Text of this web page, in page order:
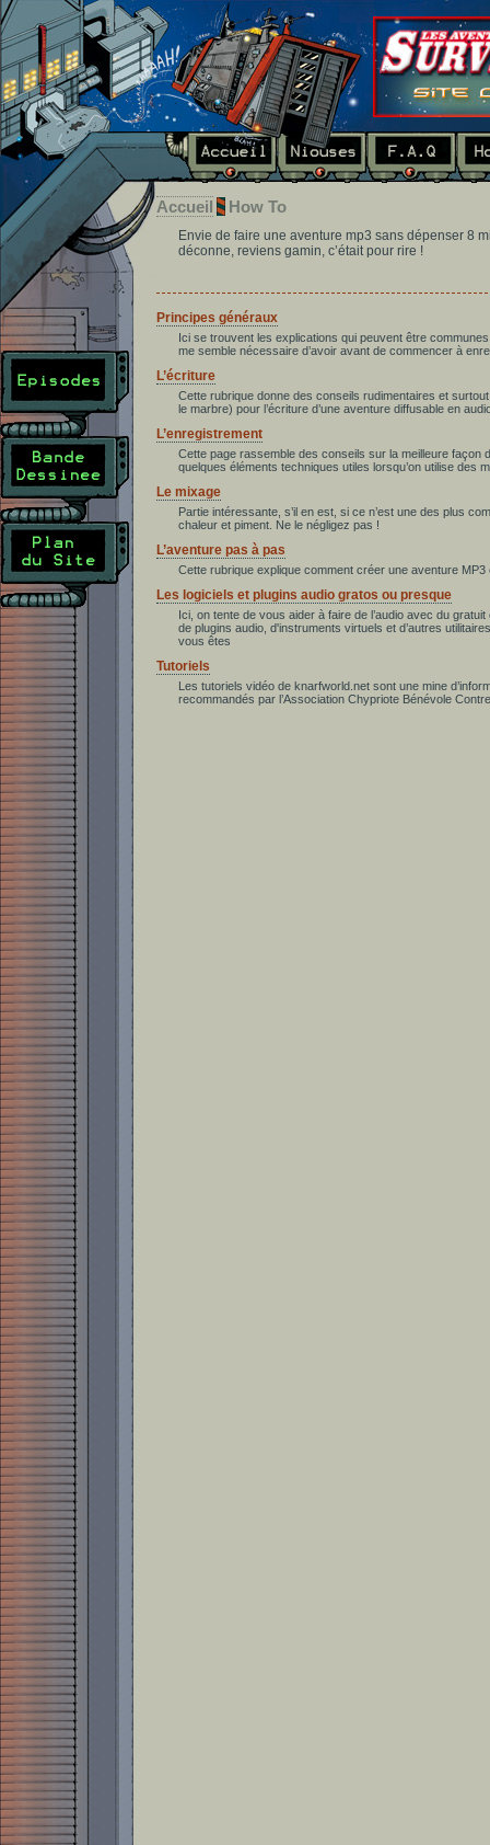
Accueil How To
Envie de faire une aventure mp3 sans dépenser 8
déconne, reviens gamin, c’était pour rire !
Principes généraux
Ici se trouvent les explications qui peuvent être
me semble nécessaire d’avoir avant de commencer à
L’écriture
Cette rubrique donne des conseils rudimentaires et
le marbre) pour l’écriture d’une aventure diffusable en
L’enregistrement
Cette page rassemble des conseils sur la meilleure façon
quelques éléments techniques utiles lorsqu’on utilise des
Le mixage
Partie intéressante, s’il en est, si ce n’est une des plus
chaleur et piment. Ne le négligez pas !
L’aventure pas à pas
Cette rubrique explique comment créer une aventure
Les logiciels et plugins audio gratos ou presque
Ici, on tente de vous aider à faire de l’audio avec du
de plugins audio, d'instruments virtuels et d’autres
vous êtes
Tutoriels
Les tutoriels vidéo de knarfworld.net sont une mine
recommandés par l’Association Chypriote Bénévole